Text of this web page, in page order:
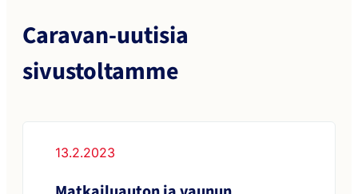
Caravan-uutisia
sivustoltamme
13.2.2023